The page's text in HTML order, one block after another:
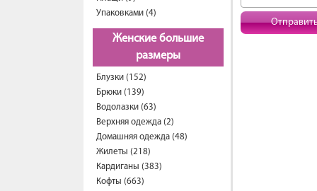
Упаковками (4)
Женские большие
размеры
Блузки (152)
Брюки (139)
Водолазки (63)
Верхняя одежда (2)
Домашняя одежда (48)
Жилеты (218)
Кардиганы (383)
Кофты (663)